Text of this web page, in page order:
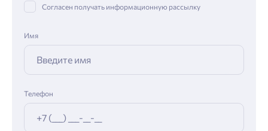
Согласен получать информационную рассылку
Имя
Телефон